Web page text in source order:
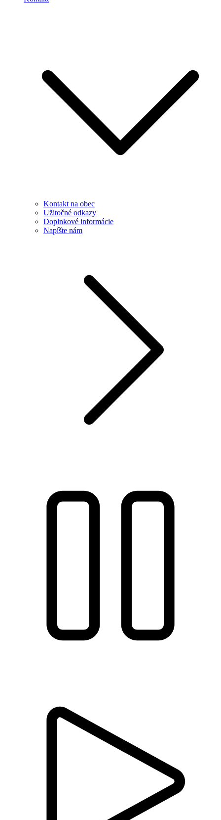
Kontakt na obec
Užitočné odkazy
Doplnkové informácie
Napíšte nám